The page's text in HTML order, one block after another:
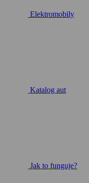
Elektromobily
Katalog aut
Jak to funguje?